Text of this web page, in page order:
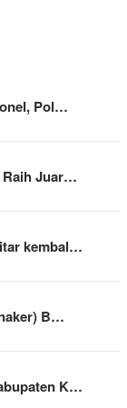
Pol…
Raih Juar…
kembal…
B…
K…